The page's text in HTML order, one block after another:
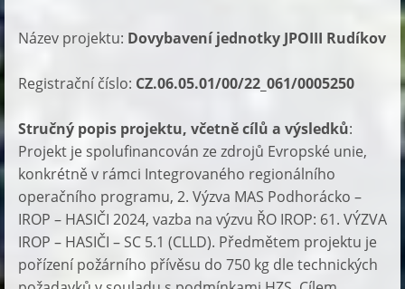
Název projektu: Dovybavení jednotky JPOIII Rudíkov
Registrační číslo: CZ.06.05.01/00/22_061/0005250
Stručný popis projektu, včetně cílů a výsledků:
Projekt je spolufinancován ze zdrojů Evropské unie,
konkrétně v rámci Integrovaného regionálního
operačního programu, 2. Výzva MAS Podhorácko –
IROP – HASIČI 2024, vazba na výzvu ŘO IROP: 61. VÝZVA
IROP – HASIČI – SC 5.1 (CLLD). Předmětem projektu je
pořízení požárního přívěsu do 750 kg dle technických